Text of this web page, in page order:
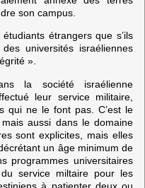
son campus.
étudiants étrangers que s’ils
universités israéliennes
».
la société israélienne
leur service militaire,
qui ne le font pas. C’est le
mais aussi dans le domaine
sont explicites, mais elles
un âge minimum de
programmes universitaires
service miltaire pour les